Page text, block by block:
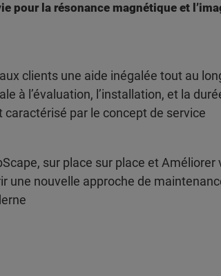
pour la résonance magnétique et
clients une aide inégalée tout au
à l’évaluation, l’installation, et la
par le concept de service
sur place sur place et Améliorer
une nouvelle approche de